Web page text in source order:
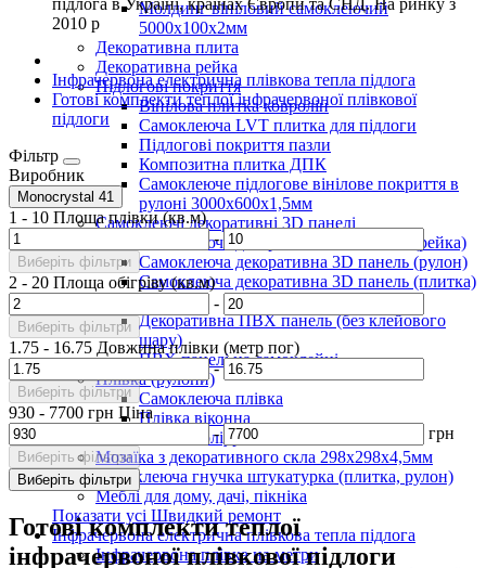
Молдинг вініловий самоклеючий
5000х100х2мм
Декоративна плита
Декоративна рейка
Підлогові покриття
Вінілова плитка ковролін
Самоклеюча LVT плитка для підлоги
Підлогові покриття пазли
Композитна плитка ДПК
Самоклеюче підлогове вінілове покриття в
рулоні 3000х600х1,5мм
Самоклеючі декоративні 3D панелі
Самоклеюча декоративна 3D панель (рейка)
Самоклеюча декоративна 3D панель (рулон)
Самоклеюча декоративна 3D панель (плитка)
Декоративна ПВХ панель (без клейового
шару)
ПВХ панелі на самоклейці
Плівка (рулони)
Самоклеюча плівка
Плівка віконна
Самоклеюча поліуретанова плитка
Мозаїка з декоративного скла 298х298х4,5мм
Самоклеюча гнучка штукатурка (плитка, рулон)
Меблі для дому, дачі, пікніка
Показати усі Швидкий ремонт
Інфрачервона електрична плівкова тепла підлога
Інфрачервона плівка на метри
підлога в Україні, країнах Європи та СНД.На ринку з
2010 р
Інфрачервона електрична плівкова тепла підлога
Готові комплекти теплої інфрачервоної плівкової
підлоги
Фільтр
Виробник
Monocrystal 41
1 - 10 Площа плівки (кв.м)
-
Виберіть фільтри
2 - 20 Площа обігріву (кв.м)
-
Виберіть фільтри
1.75 - 16.75 Довжина плівки (метр пог)
-
Виберіть фільтри
930 - 7700 грн Ціна
-
грн
Виберіть фільтри
Виберіть фільтри
Готові комплекти теплої
інфрачервоної плівкової підлоги